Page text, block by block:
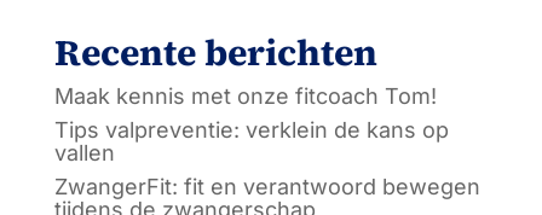
Recente berichten
Maak kennis met onze fitcoach Tom!
Tips valpreventie: verklein de kans op
vallen
ZwangerFit: fit en verantwoord bewegen
tijdens de zwangerschap